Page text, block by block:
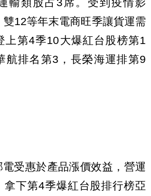
12等年末電商旺季讓貨運需
上第4季10大爆紅台股榜第1
航排名第3，長榮海運排第9
受惠於產品漲價效益，營運
拿下第4季爆紅台股排行榜亞